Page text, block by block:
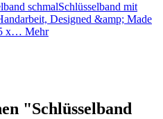
schmalSchlüsselband mit
Designed &amp; Made
x… Mehr
"Schlüsselband